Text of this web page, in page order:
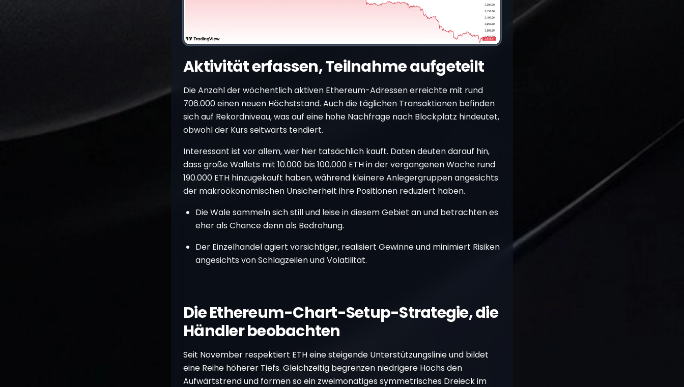
Aktivität erfassen, Teilnahme aufgeteilt
Die Anzahl der wöchentlich aktiven Ethereum-Adressen erreichte mit rund
706.000 einen neuen Höchststand. Auch die täglichen Transaktionen befinden
sich auf Rekordniveau, was auf eine hohe Nachfrage nach Blockplatz hindeutet,
obwohl der Kurs seitwärts tendiert.
Interessant ist vor allem, wer hier tatsächlich kauft. Daten deuten darauf hin,
dass große Wallets mit 10.000 bis 100.000 ETH in der vergangenen Woche rund
190.000 ETH hinzugekauft haben, während kleinere Anlegergruppen angesichts
der makroökonomischen Unsicherheit ihre Positionen reduziert haben.
Die Wale sammeln sich still und leise in diesem Gebiet an und betrachten es
eher als Chance denn als Bedrohung.
Der Einzelhandel agiert vorsichtiger, realisiert Gewinne und minimiert Risiken
angesichts von Schlagzeilen und Volatilität.
Die Ethereum-Chart-Setup-Strategie, die
Händler beobachten
Seit November respektiert ETH eine steigende Unterstützungslinie und bildet
eine Reihe höherer Tiefs. Gleichzeitig begrenzen niedrigere Hochs den
Aufwärtstrend und formen so ein zweimonatiges symmetrisches Dreieck im